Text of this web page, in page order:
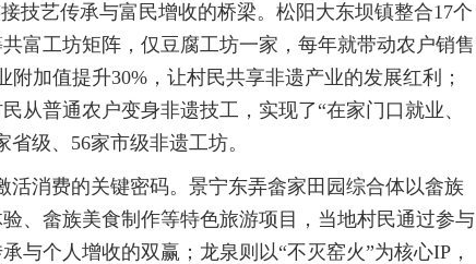
技艺传承与富民增收的桥梁。松阳大东坝镇整合17个
富工坊矩阵，仅豆腐工坊一家，每年就带动农户销售
加值提升30%，让村民共享非遗产业的发展红利；
从普通农户变身非遗技工，实现了“在家门口就业、
级、56家市级非遗工坊。
活消费的关键密码。景宁东弄畲家田园综合体以畲族
、畲族美食制作等特色旅游项目，当地村民通过参与
与个人增收的双赢；龙泉则以“不灭窑火”为核心IP，